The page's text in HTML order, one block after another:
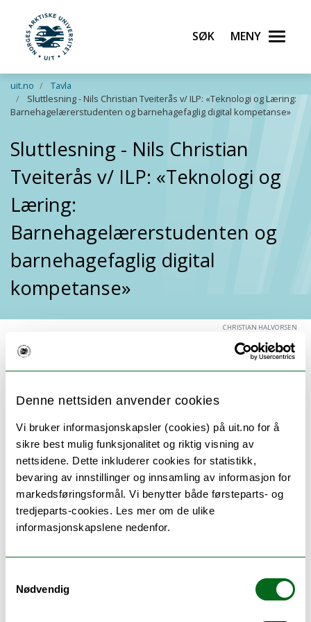
Denne nettsiden anvender cookies
Vi bruker informasjonskapsler (cookies) på uit.no for å
sikre best mulig funksjonalitet og riktig visning av
nettsidene. Dette inkluderer cookies for statistikk,
bevaring av innstillinger og innsamling av informasjon for
markedsføringsformål. Vi benytter både førsteparts- og
tredjeparts-cookies. Les mer om de ulike
informasjonskapslene nedenfor.
Nødvendig
Gå til hovedinnhold
UiT Norges arktiske universitet
Søk Meny
uit.no
Tavla
Sluttlesning - Nils Christian Tveiterås v/ ILP: «Teknologi og Læring:
Barnehagelærerstudenten og barnehagefaglig digital kompetanse»
Sluttlesning - Nils Christian
Tveiterås v/ ILP: «Teknologi og
Læring:
Barnehagelærerstudenten og
barnehagefaglig digital
kompetanse»
CHRISTIAN HALVORSEN
Christian Tveiterås ph.d-avhandling:
«Teknologi og Læring: Barnehagelærerstudenten
og barnehagefaglig digital kompetanse»
Om man vil følge første del seminaret kan man delta på
møterom 1.025 på ILP-bygget ellerdigitalt på teams
Tidsplan:
12.00-12.30: Pause
delen er ikke åpen)